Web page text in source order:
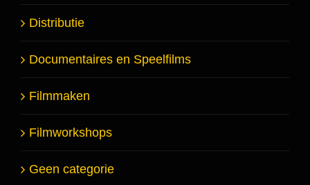
Distributie
Documentaires en Speelfilms
Filmmaken
Filmworkshops
Geen categorie